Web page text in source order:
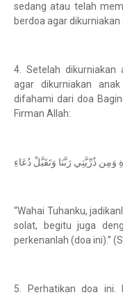
sedang atau telah
berdoa agar dikurniakan
4. Setelah dikurniakan
agar dikurniakan
difahami dari doa
Firman Allah:
ذُرِّيَّتِي رَبَّنَا وَتَقَبَّلْ دُعَاءِ
“Wahai Tuhanku,
solat, begitu juga
perkenanlah (doa ini).”
5. Perhatikan doa ini.